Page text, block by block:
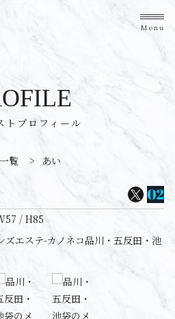
Menu
トプロフィール
覧 > あい
/ H85